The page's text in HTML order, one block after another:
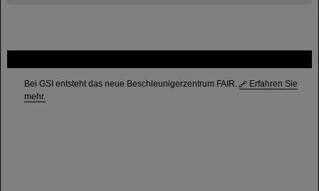
Bei GSI entsteht das neue Beschleunigerzentrum FAIR.
Erfahren Sie
mehr.